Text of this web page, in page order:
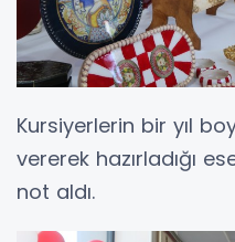
Kursiyerlerin bir yıl
vererek hazırladığı
not aldı.